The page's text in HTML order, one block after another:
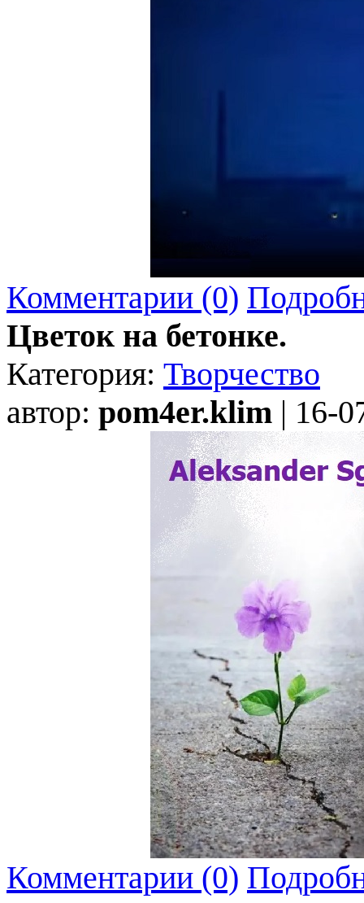
Комментарии (0)
Цветок на бетонке.
Категория: Творчество
автор: pom4er.klim | 16-
Комментарии (0)